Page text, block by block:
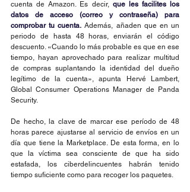
cuenta de Amazon. Es decir, que les facilites los
datos de acceso (correo y contraseña) para
comprobar tu cuenta. Además, añaden que en un
periodo de hasta 48 horas, enviarán el código
descuento. «Cuando lo más probable es que en ese
tiempo, hayan aprovechado para realizar multitud
de compras suplantando la identidad del dueño
legítimo de la cuenta», apunta Hervé Lambert,
Global Consumer Operations Manager de Panda
Security.
De hecho, la clave de marcar ese período de 48
horas parece ajustarse al servicio de envíos en un
día que tiene la Marketplace. De esta forma, en lo
que la víctima sea consciente de que ha sido
estafada, los ciberdelincuentes habrán tenido
tiempo suficiente como para recoger los paquetes.